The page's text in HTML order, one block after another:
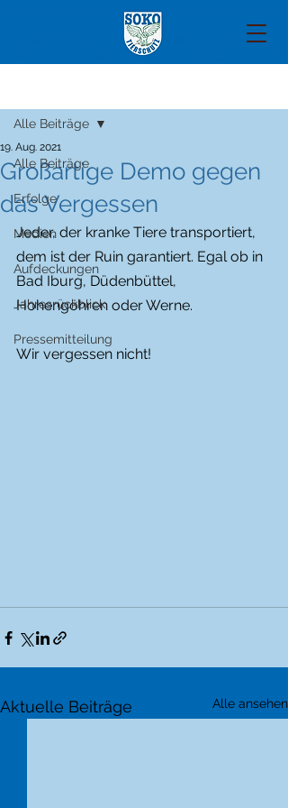
Alle Beiträge
Erfolge
Medien
Aufdeckungen
Jahresrückblick
Pressemitteilung
Alle Beiträge
Großartige Demo gegen
das Vergessen
19. Aug. 2021
Jeder, der kranke Tiere transportiert,
dem ist der Ruin garantiert. Egal ob in
Bad Iburg, Düdenbüttel,
Hohengöhren oder Werne.
Wir vergessen nicht!
Aktuelle Beiträge Alle ansehen